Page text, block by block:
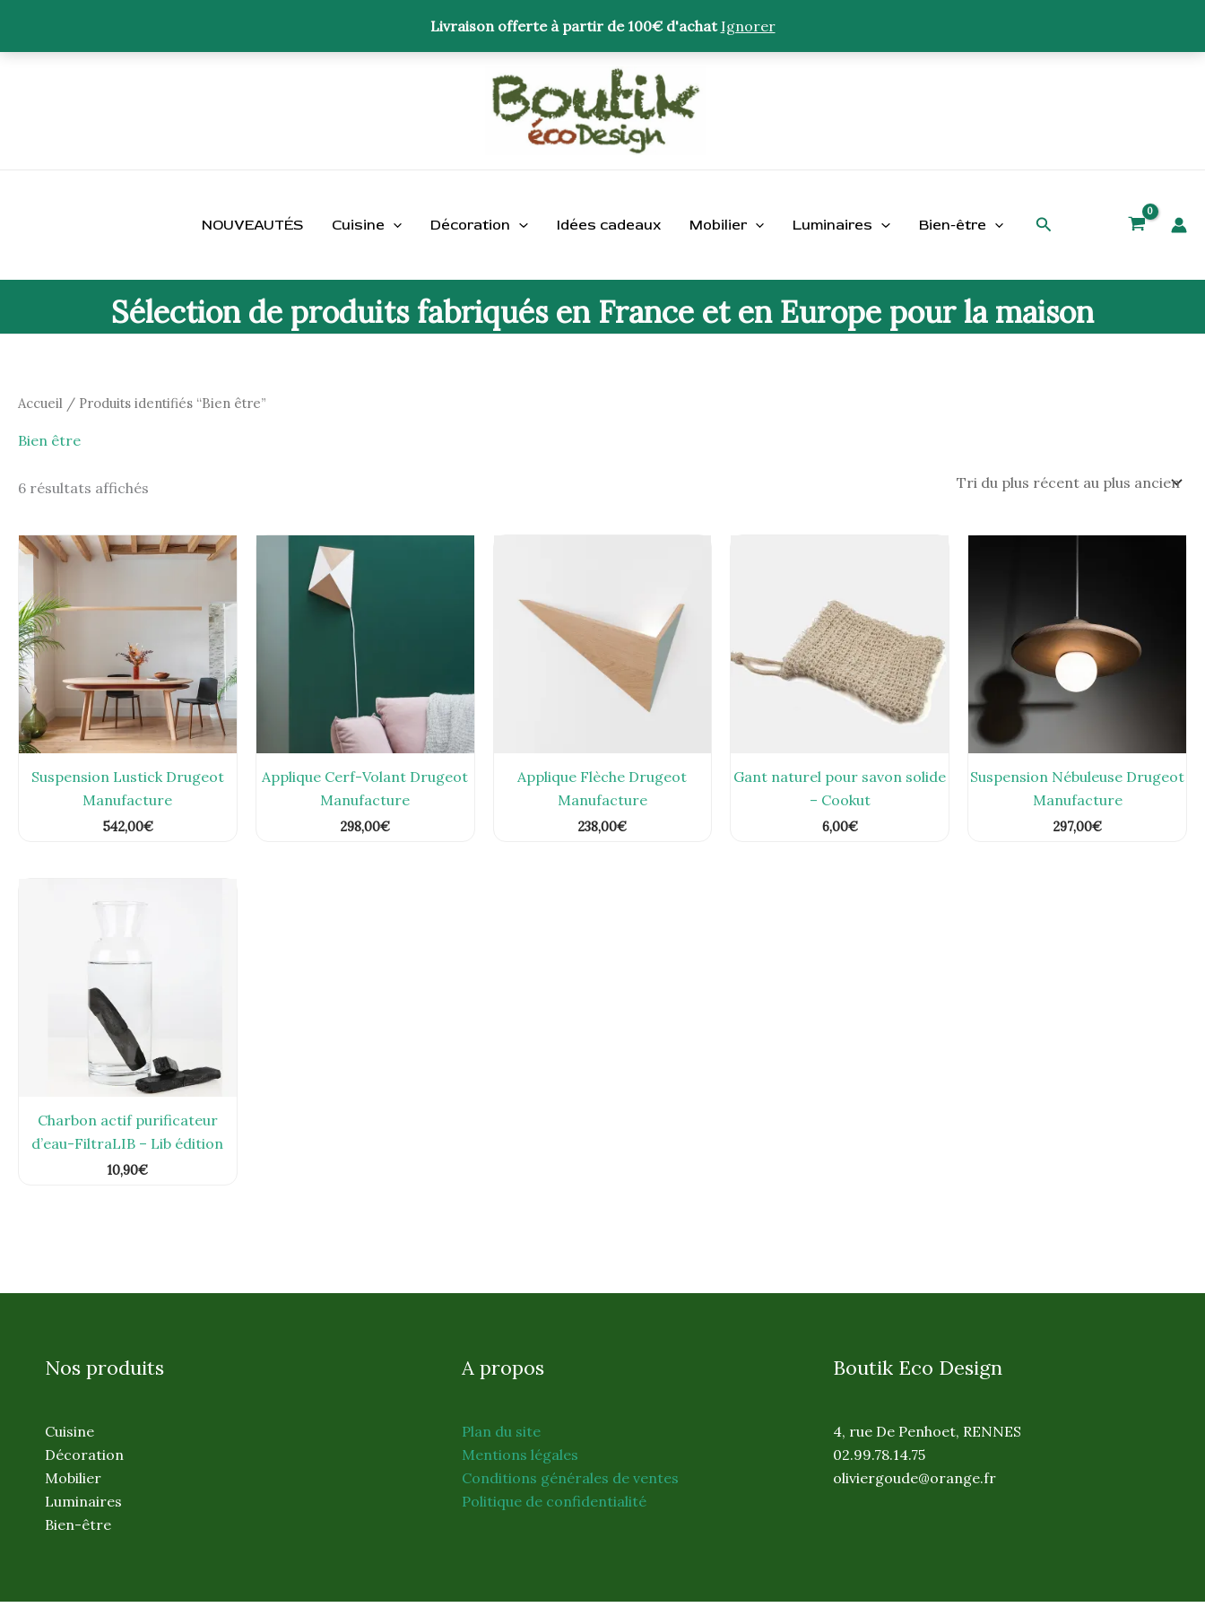
Livraison offerte à partir de 100€ d'achat Ignorer
contenu
NOUVEAUTÉS Cuisine Décoration Idées cadeaux Mobilier Luminaires Bien-être Rechercher
Sélection de produits fabriqués en France et en Europe pour la maison
Accueil / Produits identifiés “Bien être”
Bien être
6 résultats affichés
Suspension Lustick Drugeot
Manufacture
542,00€
Applique Cerf-Volant Drugeot
Manufacture
298,00€
Applique Flèche Drugeot
Manufacture
238,00€
Gant naturel pour savon solide
– Cookut
6,00€
Suspension Nébuleuse Drugeot
Manufacture
297,00€
Charbon actif purificateur
d’eau-FiltraLIB – Lib édition
10,90€
Nos produits
Cuisine
Décoration
Mobilier
Luminaires
Bien-être
A propos
Plan du site
Mentions légales
Conditions générales de ventes
Politique de confidentialité
Boutik Eco Design
4, rue De Penhoet, RENNES
02.99.78.14.75
oliviergoude@orange.fr